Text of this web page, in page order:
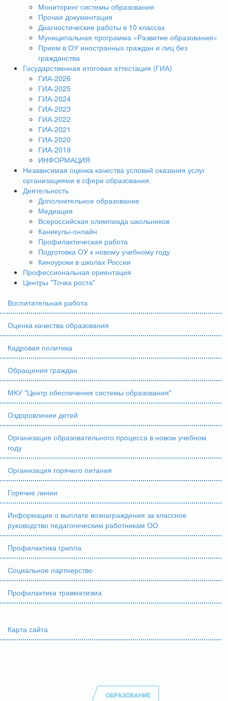
Мониторинг системы образования
Прочая документация
Диагностические работы в 10 классах
Муниципальная программа «Развитие образования»
Прием в ОУ иностранных граждан и лиц без
гражданства
Государственная итоговая аттестация (ГИА)
ГИА-2026
ГИА-2025
ГИА-2024
ГИА-2023
ГИА-2022
ГИА-2021
ГИА-2020
ГИА-2019
ИНФОРМАЦИЯ
Независимая оценка качества условий оказания услуг
организациями в сфере образования.
Деятельность
Дополнительное образование
Медиация
Всероссийская олимпиада школьников
Каникулы-онлайн
Профилактическая работа
Подготовка ОУ к новому учебному году
Киноуроки в школах России
Профессиональная ориентация
Центры "Точка роста"
Воспитательная работа
Оценка качества образования
Кадровая политика
Обращения граждан
МКУ "Центр обеспечения системы образования"
Оздоровление детей
Организация образовательного процесса в новом учебном
году
Организация горячего питания
Горячие линии
Информация о выплате вознаграждения за классное
руководство педагогическим работникам ОО
Профилактика гриппа
Социальное партнерство
Профилактика травматизма
Карта сайта